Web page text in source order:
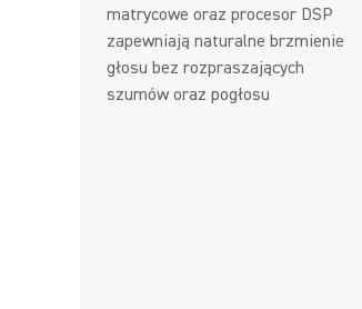
matrycowe oraz procesor DSP
zapewniają naturalne brzmienie
głosu bez rozpraszających
szumów oraz pogłosu